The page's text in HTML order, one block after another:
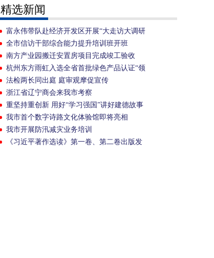
境
精选新闻
富永伟带队赴经济开发区开展“大走访大调研
大服务大解题”活动
全市信访干部综合能力提升培训班开班
南方产业园搬迁安置房项目完成竣工验收
杭州东方雨虹入选全省首批绿色产品认证“领
跑者”
法检两长同出庭 庭审观摩促宣传
浙江省辽宁商会来我市考察
重坚持重创新 用好“学习强国”讲好建德故事
我市首个数字诗路文化体验馆即将亮相
我市开展防汛减灾业务培训
《习近平著作选读》第一卷、第二卷出版发